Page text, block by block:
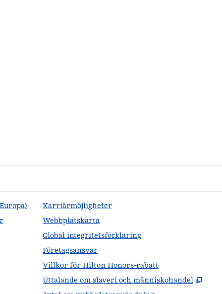
Karriärmöjligheter
Webbplatskarta
Global integritetsförklaring
Företagsansvar
Villkor för Hilton Honors-rabatt
Uttalande om slaveri och människohandel
,